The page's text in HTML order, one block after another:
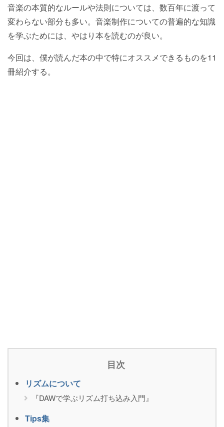
音楽の本質的なルールや法則については、数百年に渡って
変わらない部分も多い。音楽制作についての普遍的な知識
を学ぶためには、やはり本を読むのが良い。
今回は、僕が読んだ本の中で特にオススメできるものを11
冊紹介する。
目次
リズムについて
『DAWで学ぶリズム打ち込み入門』
Tips集